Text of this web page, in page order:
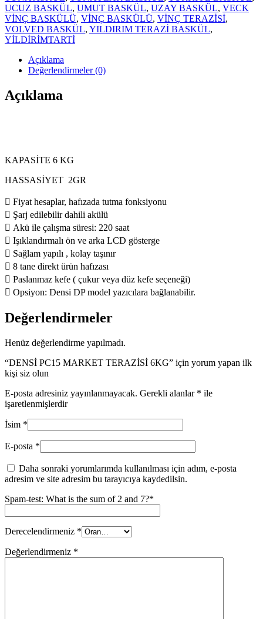
UCUZ BASKÜL, UMUT BASKÜL, UZAY BASKÜL, VECK
VİNÇ BASKÜLÜ, VİNÇ BASKÜLÜ, VİNÇ TERAZİSİ,
VOLVED BASKÜL, YILDIRIM TERAZİ BASKÜL,
YİLDİRİMTARTİ
Açıklama
Değerlendirmeler (0)
Açıklama
KAPASİTE 6 KG
HASSASİYET 2GR
 Fiyat hesaplar, hafızada tutma fonksiyonu
 Şarj edilebilir dahili akülü
 Akü ile çalışma süresi: 220 saat
 Işıklandırmalı ön ve arka LCD gösterge
 Sağlam yapılı , kolay taşınır
 8 tane direkt ürün hafızası
 Paslanmaz kefe ( çukur veya düz kefe seçeneği)
 Opsiyon: Densi DP model yazıcılara bağlanabilir.
Değerlendirmeler
Henüz değerlendirme yapılmadı.
“DENSİ PC15 MARKET TERAZİSİ 6KG” için yorum yapan ilk
kişi siz olun
E-posta adresiniz yayınlanmayacak. Gerekli alanlar * ile
işaretlenmişlerdir
İsim *
E-posta *
Daha sonraki yorumlarımda kullanılması için adım, e-posta
adresim ve site adresim bu tarayıcıya kaydedilsin.
Spam-test: What is the sum of 2 and 7?*
Derecelendirmeniz *
Değerlendirmeniz *